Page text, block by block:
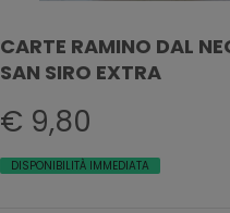
CARTE RAMINO DAL
SAN SIRO EXTRA
€ 9,80
DISPONIBILITÀ IMMEDIATA